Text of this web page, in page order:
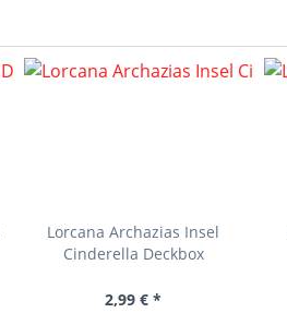
Lorcana Archazias Insel
Cinderella Deckbox
2,99 € *